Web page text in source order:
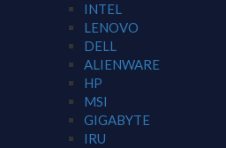
INTEL
LENOVO
DELL
ALIENWARE
HP
MSI
GIGABYTE
IRU